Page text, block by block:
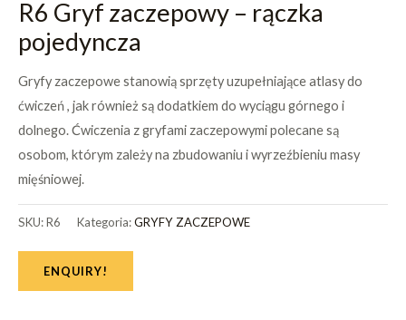
R6 Gryf zaczepowy – rączka
pojedyncza
Gryfy zaczepowe stanowią sprzęty uzupełniające atlasy do
ćwiczeń , jak również są dodatkiem do wyciągu górnego i
dolnego. Ćwiczenia z gryfami zaczepowymi polecane są
osobom, którym zależy na zbudowaniu i wyrzeźbieniu masy
mięśniowej.
SKU:R6 Kategoria:GRYFY ZACZEPOWE
ENQUIRY!